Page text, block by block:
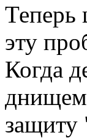
Теперь
эту
Когда
защиту